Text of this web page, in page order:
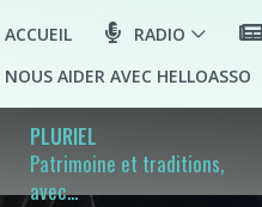
ACCUEIL RADIO
NOUS AIDER AVEC HELLOASSO
PLURIEL
Patrimoine et traditions,
avec...